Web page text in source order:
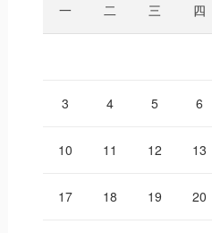
一 二 三 四
3 4 5 6
10 11 12 13
17 18 19 20